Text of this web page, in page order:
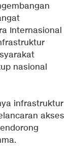
Internasional
nasional
infrastruktur
akses